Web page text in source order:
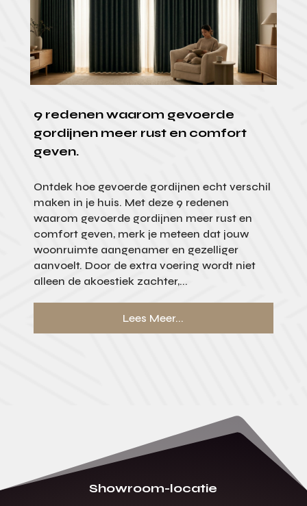
9 redenen waarom gevoerde
gordijnen meer rust en comfort
geven.
Ontdek hoe gevoerde gordijnen echt verschil
maken in je huis. Met deze 9 redenen
waarom gevoerde gordijnen meer rust en
comfort geven, merk je meteen dat jouw
woonruimte aangenamer en gezelliger
aanvoelt. Door de extra voering wordt niet
alleen de akoestiek zachter,...
Lees Meer...
Showroom-locatie